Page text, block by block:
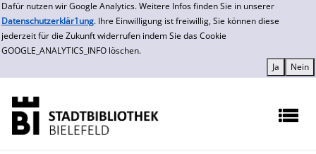
Dafür nutzen wir Google Analytics. Weitere Infos finden Sie in unserer
Datenschutzerklär1ung. Ihre Einwilligung ist freiwillig, Sie können diese
jederzeit für die Zukunft widerrufen indem Sie das Cookie
GOOGLE_ANALYTICS_INFO löschen.